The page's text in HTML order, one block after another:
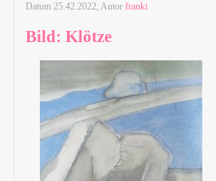
Datum 25.42.2022, Autor franki
Bild: Klötze